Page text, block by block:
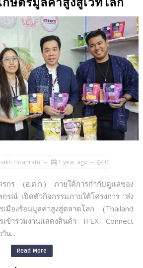
ษตรมูลค่าสูงสู่เวทีโลก
Hiranratn 1 year ago 0
รกร (อ.ต.ก.) ภายใต้การกำกับดูแลของ
กรณ์ เปิดตัวกิจกรรมภายใต้โครงการ “ส่ง
เมืองร้อนมูลค่าสูงสู่ตลาดโลก (Thailand
ข้าร่วมงานแสดงสินค้า IFEX Connect
น...
Read More